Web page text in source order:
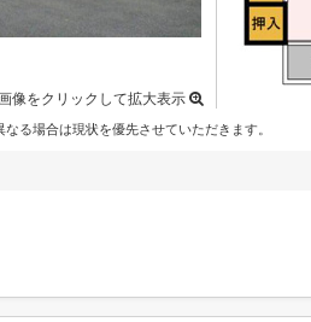
像をクリックして拡大表示
る場合は現状を優先させていただきます。